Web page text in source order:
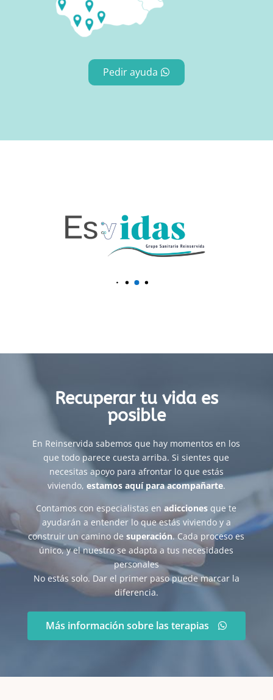
Pedir ayuda
Recuperar tu vida es
posible
En Reinservida sabemos que hay momentos en los
que todo parece cuesta arriba. Si sientes que
necesitas apoyo para afrontar lo que estás
viviendo, estamos aquí para acompañarte.
Contamos con especialistas enadicciones que te
ayudarán a entender lo que estás viviendo y a
construir un camino desuperación. Cada proceso es
único, y el nuestro se adapta a tus necesidades
personales
No estás solo. Dar el primer paso puede marcar la
diferencia.
Más información sobre las terapias